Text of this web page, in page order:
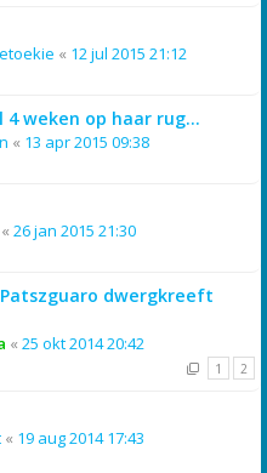
« 12 jul 2015 21:12
weken op haar rug...
« 13 apr 2015 09:38
« 26 jan 2015 21:30
dwergkreeft
« 25 okt 2014 20:42
1 2
« 19 aug 2014 17:43